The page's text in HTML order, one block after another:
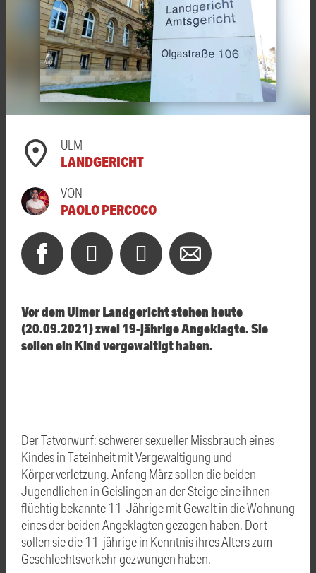
ULM
LANDGERICHT
VON
PAOLO PERCOCO
Vor dem Ulmer Landgericht stehen heute
(20.09.2021) zwei 19-jährige Angeklagte. Sie
sollen ein Kind vergewaltigt haben.
Der Tatvorwurf: schwerer sexueller Missbrauch eines
Kindes in Tateinheit mit Vergewaltigung und
Körperverletzung. Anfang März sollen die beiden
Jugendlichen in Geislingen an der Steige eine ihnen
flüchtig bekannte 11-Jährige mit Gewalt in die Wohnung
eines der beiden Angeklagten gezogen haben. Dort
sollen sie die 11-jährige in Kenntnis ihres Alters zum
Geschlechtsverkehr gezwungen haben.